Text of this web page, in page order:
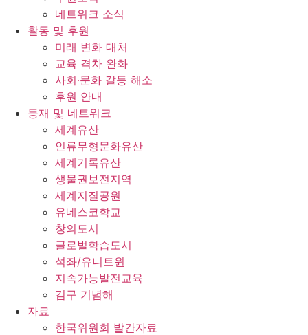
네트워크 소식
활동 및 후원
미래 변화 대처
교육 격차 완화
사회∙문화 갈등 해소
후원 안내
등재 및 네트워크
세계유산
인류무형문화유산
세계기록유산
생물권보전지역
세계지질공원
유네스코학교
창의도시
글로벌학습도시
석좌/유니트윈
지속가능발전교육
김구 기념해
자료
한국위원회 발간자료